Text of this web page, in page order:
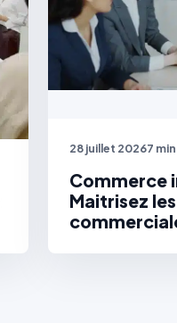
28 juillet 20267
Commerce
Maitrisez